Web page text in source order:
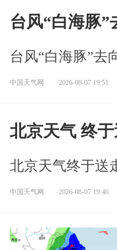
台风“白海豚”
台风“白海豚”去
中国天气网 2026-08-07 19:51
北京天气 终
北京天气终于送
中国天气网 2026-08-07 19:46